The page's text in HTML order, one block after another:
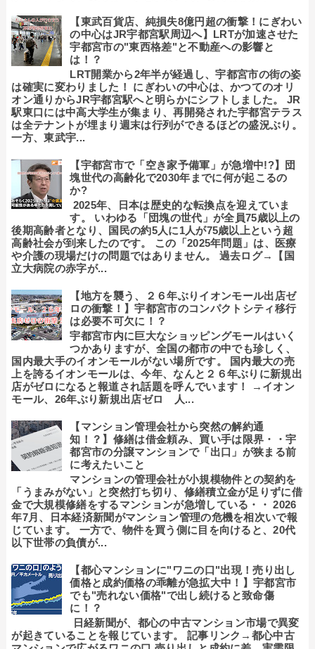
【東武百貨店、純損失8億円超の衝撃！にぎわい
の中心はJR宇都宮駅周辺へ】LRTが加速させた
宇都宮市の"東西格差"と不動産への影響と
は！？
LRT開業から2年半が経過し、宇都宮市の街の姿
は確実に変わりました！ にぎわいの中心は、かつてのオリ
オン通りからJR宇都宮駅へと明らかにシフトしました。 JR
駅東口には中高大学生が集まり、再開発された宇都宮テラス
は全テナントが埋まり週末は行列ができるほどの盛況ぶり。
一方、東武宇...
【宇都宮市で「空き家予備軍」が急増中!?】団
塊世代の高齢化で2030年までに何が起こるの
か?
2025年、日本は歴史的な転換点を迎えていま
す。 いわゆる「団塊の世代」が全員75歳以上の
後期高齢者となり、国民の約5人に1人が75歳以上という超
高齢社会が到来したのです。 この「2025年問題」は、医療
や介護の現場だけの問題ではありません。 過去ログ→【国
立大病院の赤字が...
【地方を襲う、２６年ぶりイオンモール出店ゼ
ロの衝撃！】宇都宮市のコンパクトシティ移行
は必要不可欠に！？
宇都宮市内に巨大なショッピングモールはいく
つかありますが、全国の都市の中でも珍しく、
国内最大手のイオンモールがない場所です。 国内最大の売
上を誇るイオンモールは、今年、なんと２６年ぶりに新規出
店がゼロになると報道され話題を呼んでいます！ →イオン
モール、26年ぶり新規出店ゼロ 人...
【マンション管理会社から突然の解約通
知！？】修繕は借金頼み、買い手は限界・・宇
都宮市の分譲マンションで「出口」が狭まる前
に考えたいこと
マンションの管理会社が小規模物件との契約を
「うまみがない」と突然打ち切り、修繕積立金が足りずに借
金で大規模修繕をするマンションが急増している・・ 2026
年7月、日本経済新聞がマンション管理の危機を相次いで報
じています。 一方で、物件を買う側に目を向けると、20代
以下世帯の負債が...
【都心マンションに"ワニの口"出現！売り出し
価格と成約価格の乖離が急拡大中！】宇都宮市
でも"売れない価格"で出し続けると致命傷
に！？
日経新聞が、都心の中古マンション市場で異変
が起きていることを報じています。 記事リンク→都心中古